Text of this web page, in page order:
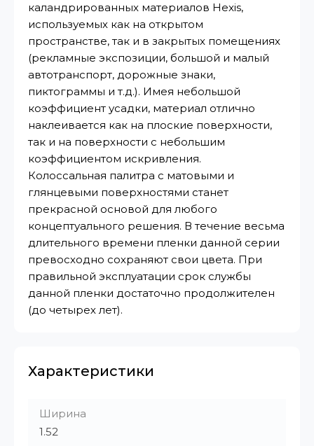
каландрированных материалов Hexis,
используемых как на открытом
пространстве, так и в закрытых помещениях
(рекламные экспозиции, большой и малый
автотранспорт, дорожные знаки,
пиктограммы и т.д.). Имея небольшой
коэффициент усадки, материал отлично
наклеивается как на плоские поверхности,
так и на поверхности с небольшим
коэффициентом искривления.
Колоссальная палитра с матовыми и
глянцевыми поверхностями станет
прекрасной основой для любого
концептуального решения. В течение весьма
длительного времени пленки данной серии
превосходно сохраняют свои цвета. При
правильной эксплуатации срок службы
данной пленки достаточно продолжителен
(до четырех лет).
Характеристики
Ширина
1.52